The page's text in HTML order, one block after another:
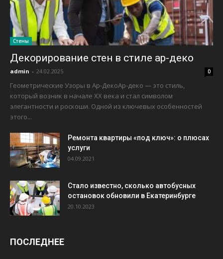
Стены
Декорирование стен в стиле ар-деко
admin - 24.02.2025 0
Геометрические Узоры в Ар-ДекоАр-деко — это стиль,
который возник в начале XX века и стал символом
элегантности и роскоши. Одной из ключевых особенностей
этого...
Ремонта квартиры «под ключ»: о плюсах
услуги
04.09.2021
Стало известно, сколько автобусных
остановок обновили в Екатеринбурге
20.10.2023
ПОСЛЕДНЕЕ